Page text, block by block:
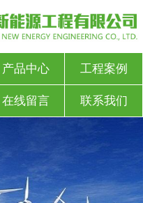
产品中心 工程案例
在线留言 联系我们